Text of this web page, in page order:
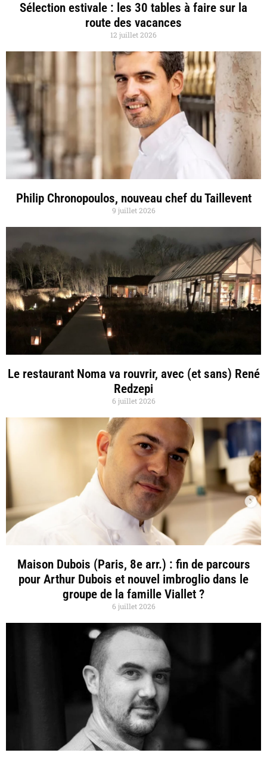
Sélection estivale : les 30 tables à faire sur la
route des vacances
12 juillet 2026
Philip Chronopoulos, nouveau chef du Taillevent
9 juillet 2026
Le restaurant Noma va rouvrir, avec (et sans) René
Redzepi
6 juillet 2026
Maison Dubois (Paris, 8e arr.) : fin de parcours
pour Arthur Dubois et nouvel imbroglio dans le
groupe de la famille Viallet ?
6 juillet 2026